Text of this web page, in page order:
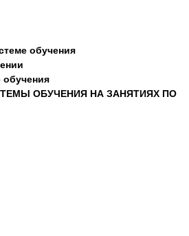
обучения
обучения
ОБУЧЕНИЯ НА ЗАНЯТИЯХ ПО